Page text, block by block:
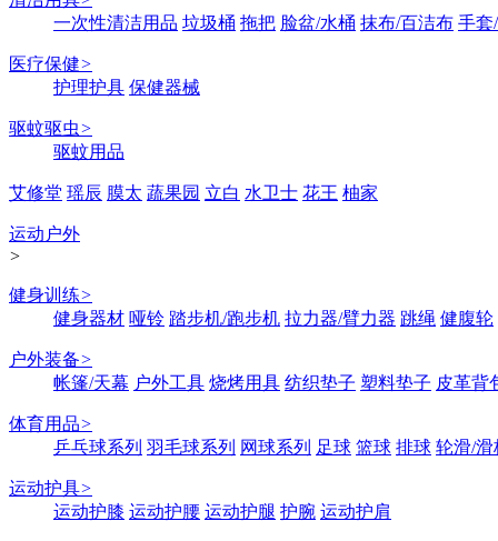
一次性清洁用品 垃圾桶 拖把 脸盆/水桶 抹布/百洁布 手套
医疗保健>
护理护具 保健器械
驱蚊驱虫>
驱蚊用品
艾修堂 瑶辰 膜太 蔬果园 立白 水卫士 花王 柚家
运动户外
>
健身训练>
健身器材 哑铃 踏步机/跑步机 拉力器/臂力器 跳绳 健腹轮
户外装备>
帐篷/天幕 户外工具 烧烤用具 纺织垫子 塑料垫子 皮革背
体育用品>
乒乓球系列 羽毛球系列 网球系列 足球 篮球 排球 轮滑/滑
运动护具>
运动护膝 运动护腰 运动护腿 护腕 运动护肩